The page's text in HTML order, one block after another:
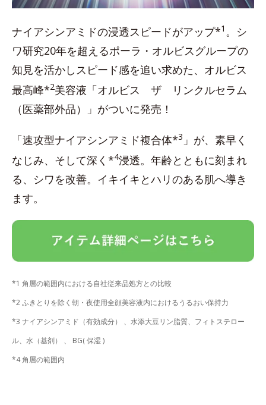
ナイアシンアミドの浸透スピードがアップ*1 。シ
ワ研究20年を超えるポーラ・オルビスグループの
知見を活かしスピード感を追い求めた、オルビス
最高峰*2美容液「オルビス ザ リンクルセラム
（医薬部外品）」がついに発売！
「速攻型ナイアシンアミド複合体*3 」が、素早く
なじみ、そして深く*4浸透。年齢とともに刻まれ
る、シワを改善。イキイキとハリのある肌へ導き
ます。
*1 角層の範囲内における自社従来品処方との比較
*2 ふきとりを除く朝・夜使用全顔美容液内におけるうるおい保持力
*3 ナイアシンアミド（有効成分） 、水添大豆リン脂質、フィトステロー
ル、水（基剤） 、 BG( 保湿 )
*4 角層の範囲内